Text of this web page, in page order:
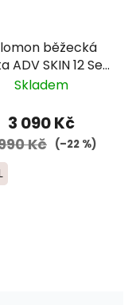
běžecká
ADV SKIN 12 Set
- černá
Skladem
3 090 Kč
Kč (–22 %)